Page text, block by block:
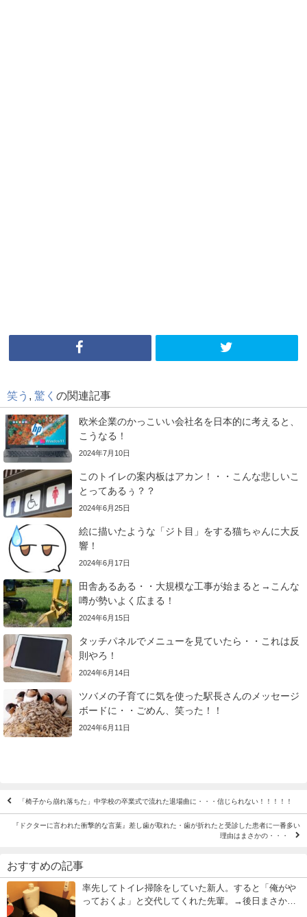
笑う 驚く の関連記事
欧米企業のかっこいい会社名を日本的に考えると、
こうなる！
2024年7月10日
このトイレの案内板はアカン！・・こんな悲しいこ
とってあるぅ？？
2024年6月25日
絵に描いたような「ジト目」をする猫ちゃんに大反
響！
2024年6月17日
田舎あるある・・大規模な工事が始まると→こんな
噂が勢いよく広まる！
2024年6月15日
タッチパネルでメニューを見ていたら・・これは反
則やろ！
2024年6月14日
ツバメの子育てに気を使った駅長さんのメッセージ
ボードに・・ごめん、笑った！！
2024年6月11日
「椅子から崩れ落ちた」中学校の卒業式で流れた退場曲に・・・信じられない！！！！！
『ドクターに言われた衝撃的な言葉』差し歯が取れた・歯が折れたと受診した患者に一番多い
理由はまさかの・・・
おすすめの記事
率先してトイレ掃除をしていた新人。すると「俺がや
っておくよ」と交代してくれた先輩。→後日まさかの